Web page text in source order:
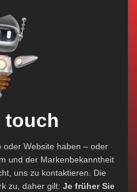
touch
oder Website haben – oder
und der Markenbekanntheit
uns zu kontaktieren. Die
zu, daher gilt: Je früher Sie